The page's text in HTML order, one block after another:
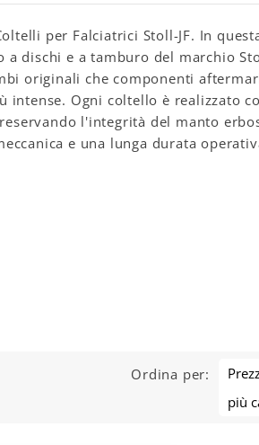
per Falciatrici Stoll-JF. In
dischi e a tamburo del marchio
originali che componenti
intense. Ogni coltello è realizzato
l'integrità del manto
e una lunga durata
Ordina per:
più